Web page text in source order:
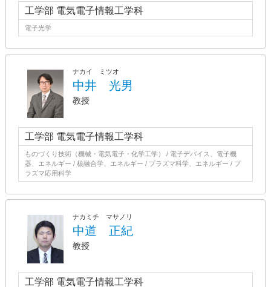
工学部 電気電子情報工学科
電子光学
ナカイ ミツオ
中井 光男
教授
工学部 電気電子情報工学科
ものづくり技術（機械・電気電子・化学工学） / 電子デバイス、電子機
器、エネルギー / 核融合学、エネルギー / プラズマ科学、エネルギー / プ
ラズマ応用科学
ナカミチ マサノリ
中道 正紀
教授
工学部 電気電子情報工学科